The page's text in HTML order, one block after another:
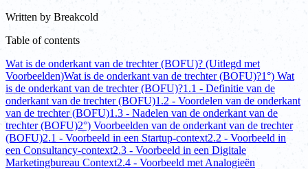
Written by Breakcold
Table of contents
Wat is de onderkant van de trechter (BOFU)? (Uitlegd met
Voorbeelden)Wat is de onderkant van de trechter (BOFU)?1°) Wat
is de onderkant van de trechter (BOFU)?1.1 - Definitie van de
onderkant van de trechter (BOFU)1.2 - Voordelen van de onderkant
van de trechter (BOFU)1.3 - Nadelen van de onderkant van de
trechter (BOFU)2°) Voorbeelden van de onderkant van de trechter
(BOFU)2.1 - Voorbeeld in een Startup-context2.2 - Voorbeeld in
een Consultancy-context2.3 - Voorbeeld in een Digitale
Marketingbureau Context2.4 - Voorbeeld met Analogieën